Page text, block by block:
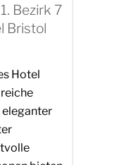
Bezirk 7
Bristol
Hotel
eleganter